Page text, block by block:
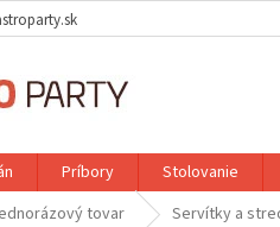
Príbory Stolovanie
tovar Servítky a